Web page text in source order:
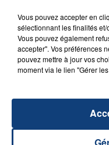
23 juillet 2026
INCENDIE
SON BÉBÉ
aspergé sa
d'un liquide
Vous pouvez accepter en
sélectionnant les finalités
Vous pouvez également
accepter". Vos préférences
pouvez mettre à jour vos
moment via le lien "Gérer